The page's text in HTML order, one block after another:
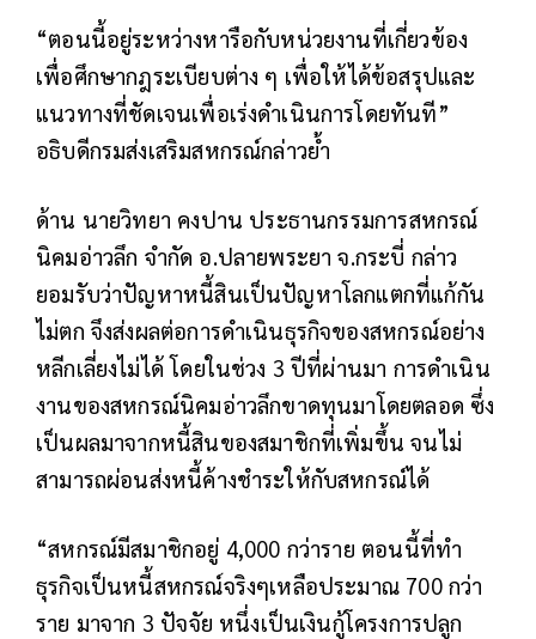
“ตอนนี้อยู่ระหว่างหารือกับหน่วยงานที่เกี่ยวข้อง
เพื่อศึกษากฎระเบียบต่าง ๆ เพื่อให้ได้ข้อสรุปและ
แนวทางที่ชัดเจนเพื่อเร่งดำเนินการโดยทันที”
อธิบดีกรมส่งเสริมสหกรณ์กล่าวย้ำ
ด้าน นายวิทยา คงปาน ประธานกรรมการสหกรณ์
นิคมอ่าวลึก จำกัด อ.ปลายพระยา จ.กระบี่ กล่าว
ยอมรับว่าปัญหาหนี้สินเป็นปัญหาโลกแตกที่แก้กัน
ไม่ตก จึงส่งผลต่อการดำเนินธุรกิจของสหกรณ์อย่าง
หลีกเลี่ยงไม่ได้ โดยในช่วง 3 ปีที่ผ่านมา การดำเนิน
งานของสหกรณ์นิคมอ่าวลึกขาดทุนมาโดยตลอด ซึ่ง
เป็นผลมาจากหนี้สินของสมาชิกที่เพิ่มขึ้น จนไม่
สามารถผ่อนส่งหนี้ค้างชำระให้กับสหกรณ์ได้
“สหกรณ์มีสมาชิกอยู่ 4,000 กว่าราย ตอนนี้ที่ทำ
ธุรกิจเป็นหนี้สหกรณ์จริงๆเหลือประมาณ 700 กว่า
ราย มาจาก 3 ปัจจัย หนึ่งเป็นเงินกู้โครงการปลูก